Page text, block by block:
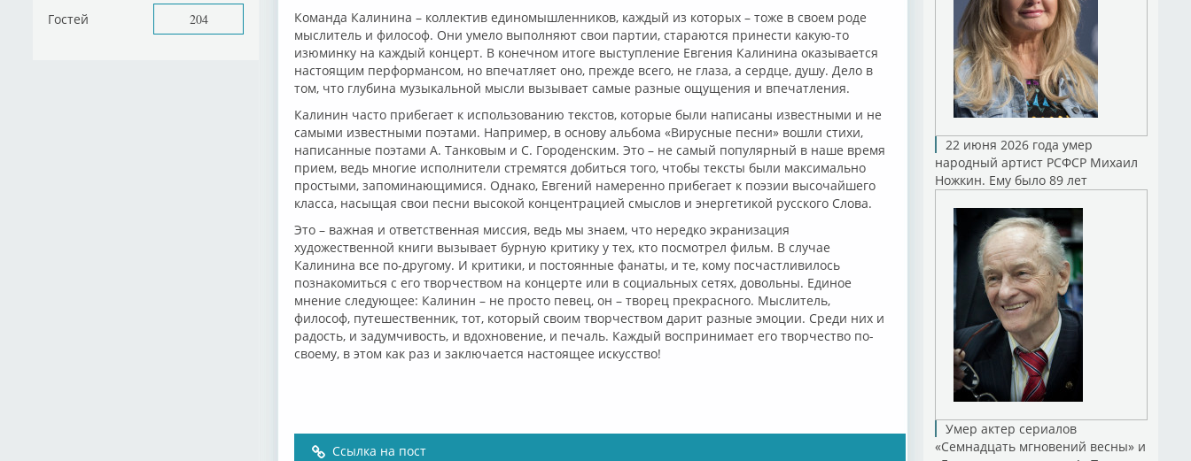
Гостей 204
Команда Калинина – коллектив единомышленников, каждый из которых – тоже в своем роде
мыслитель и философ. Они умело выполняют свои партии, стараются принести какую-то
изюминку на каждый концерт. В конечном итоге выступление Евгения Калинина оказывается
настоящим перформансом, но впечатляет оно, прежде всего, не глаза, а сердце, душу. Дело в
том, что глубина музыкальной мысли вызывает самые разные ощущения и впечатления.
Калинин часто прибегает к использованию текстов, которые были написаны известными и не
самыми известными поэтами. Например, в основу альбома «Вирусные песни» вошли стихи,
написанные поэтами А. Танковым и С. Городенским. Это – не самый популярный в наше время
прием, ведь многие исполнители стремятся добиться того, чтобы тексты были максимально
простыми, запоминающимися. Однако, Евгений намеренно прибегает к поэзии высочайшего
класса, насыщая свои песни высокой концентрацией смыслов и энергетикой русского Слова.
Это – важная и ответственная миссия, ведь мы знаем, что нередко экранизация
художественной книги вызывает бурную критику у тех, кто посмотрел фильм. В случае
Калинина все по-другому. И критики, и постоянные фанаты, и те, кому посчастливилось
познакомиться с его творчеством на концерте или в социальных сетях, довольны. Единое
мнение следующее: Калинин – не просто певец, он – творец прекрасного. Мыслитель,
философ, путешественник, тот, который своим творчеством дарит разные эмоции. Среди них и
радость, и задумчивость, и вдохновение, и печаль. Каждый воспринимает его творчество по-
своему, в этом как раз и заключается настоящее искусство!
Ссылка на пост
22 июня 2026 года умер
народный артист РСФСР Михаил
Ножкин. Ему было 89 лет
Умер актер сериалов
«Семнадцать мгновений весны» и